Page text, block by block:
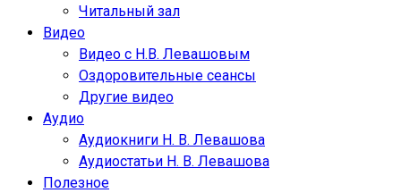
Читальный зал
Видео
Видео с Н.В. Левашовым
Оздоровительные сеансы
Другие видео
Аудио
Аудиокниги Н. В. Левашова
Аудиостатьи Н. В. Левашова
Полезное